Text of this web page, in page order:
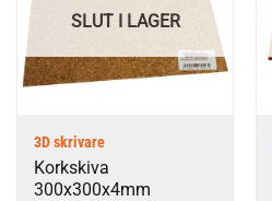
SLUT I LAGER
3D skrivare
Korkskiva
300x300x4mm